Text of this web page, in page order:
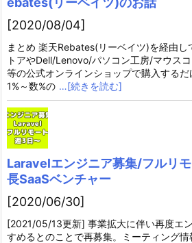
[2020/08/04]
まとめ 楽天Rebates(リーベイツ)を経由し
トアやDell/Lenovo/パソコン工房/マウス
等の公式オンラインショップで購入する
1%～数%の …[続きを読む]
Laravelエンジニア募集/フルリ
長SaaSベンチャー
[2020/06/30]
[2021/05/13更新] 事業拡大に伴い再度エ
すめるとのことで再募集。ミーティング